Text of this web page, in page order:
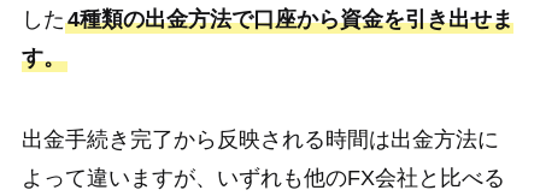
した4種類の出金方法で口座から資金を引き出せま
す。
出金手続き完了から反映される時間は出金方法に
よって違いますが、いずれも他のFX会社と比べる